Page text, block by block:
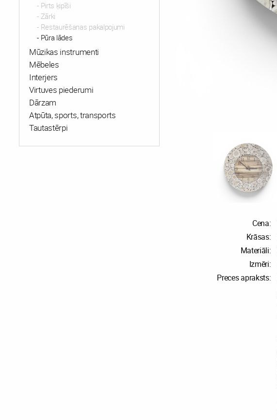
Pirts ķipīši
Zārki
Restaurēšanas pakalpojumi
Pūra lādes
Mūzikas instrumenti
Mēbeles
Interjers
Virtuves piederumi
Dārzam
Atpūta, sports, transports
Tautastērpi
Cena:
Krāsas:
Materiāli:
Izmēri:
Preces apraksts: